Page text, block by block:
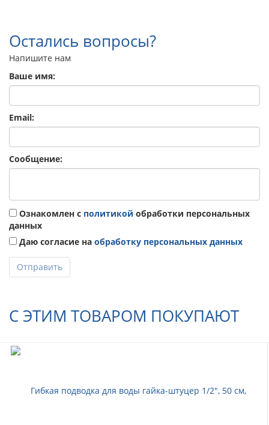
Остались вопросы?
Напишите нам
Ваше имя:
Email:
Сообщение:
Ознакомлен с политикой обработки персональных
данных
Даю согласие на обработку персональных данных
Отправить
С ЭТИМ ТОВАРОМ ПОКУПАЮТ